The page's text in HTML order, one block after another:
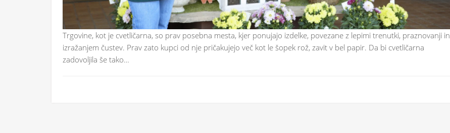
Trgovine, kot je cvetličarna, so prav posebna mesta, kjer ponujajo izdelke, povezane z lepimi trenutki, praznovanji in
izražanjem čustev. Prav zato kupci od nje pričakujejo več kot le šopek rož, zavit v bel papir. Da bi cvetličarna
zadovoljila še tako…